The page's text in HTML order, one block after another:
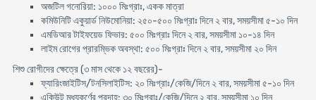
অজটিল গনোরিয়া: ১০০০ মিঃগ্রাঃ, একক মাত্রা
কমিউনিটি একুয়ার্ড নিউমোনিয়া: ২৫০-৫০০ মিঃগ্রাঃ দিনে ২ বার, সময়সীমা ৫-১০ দিন
এমডিআর টাইফয়েড ফিভার: ৫০০ মিঃগ্রাঃ দিনে ২ বার, সময়সীমা ১০-১৪ দিন
লাইম রোগের প্রারম্ভিক অবস্থা: ৫০০ মিঃগ্রাঃ দিনে ২ বার, সময়সীমা ২০ দিন
শিশু রোগীদের ক্ষেত্রে (৩ মাস থেকে ১২ বছরের)-
ফ্যারিংজাইটিস/টনসিলাইটিস: ২০ মিঃগ্রাঃ/কেজি/দিনে ২ বার, সময়সীমা ৫-১০ দিন
একিউট মধ্যকর্ণের প্রদাহ: ৩০ মিঃগ্রাঃ/কেজি/দিনে ২ বার, সময়সীমা ১০ দিন